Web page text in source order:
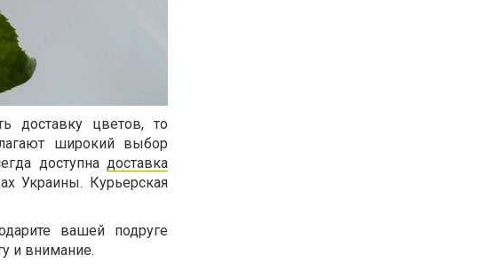
доставку цветов, то
широкий выбор
доступна доставка
Украины. Курьерская
вашей подруге
и внимание.